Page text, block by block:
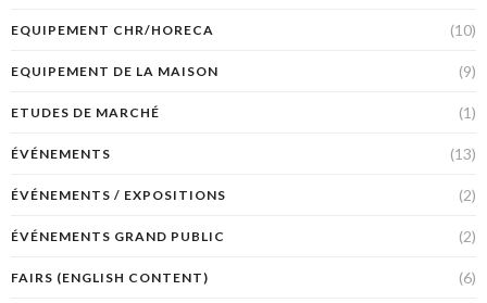
EQUIPEMENT CHR/HORECA (10)
EQUIPEMENT DE LA MAISON (9)
ETUDES DE MARCHÉ (1)
ÉVÉNEMENTS (13)
ÉVÉNEMENTS / EXPOSITIONS (2)
ÉVÉNEMENTS GRAND PUBLIC (2)
FAIRS (ENGLISH CONTENT) (6)